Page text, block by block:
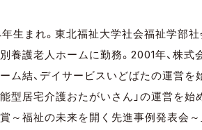
生まれ。東北福祉大学社会福祉学部
養護老人ホームに勤務。2001年、株式
ム結、デイサービスいどばたの運営を
型居宅介護おたがいさん」の運営を始
～福祉の未来を開く先進事例発表会～